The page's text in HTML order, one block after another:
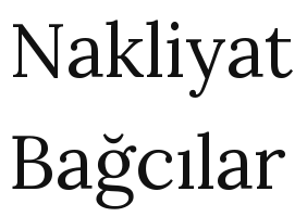
Nakliyat
Bağcılar